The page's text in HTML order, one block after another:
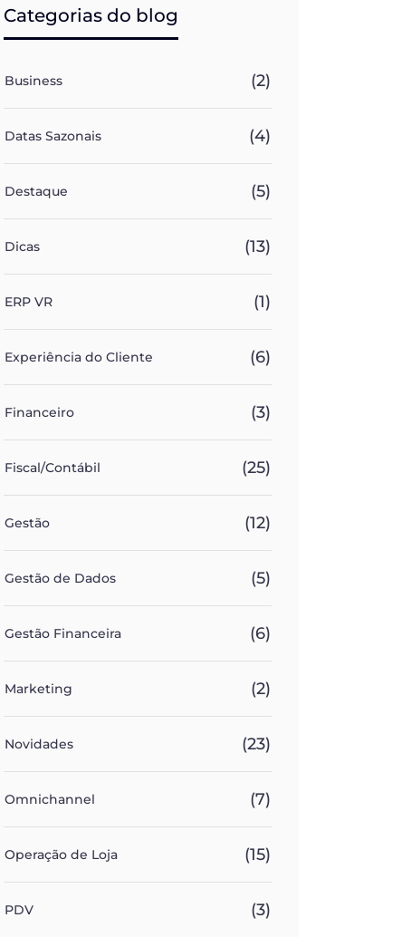
Categorias do blog
Business (2)
Datas Sazonais (4)
Destaque (5)
Dicas (13)
ERP VR (1)
Experiência do Cliente (6)
Financeiro (3)
Fiscal/Contábil (25)
Gestão (12)
Gestão de Dados (5)
Gestão Financeira (6)
Marketing (2)
Novidades (23)
Omnichannel (7)
Operação de Loja (15)
PDV (3)